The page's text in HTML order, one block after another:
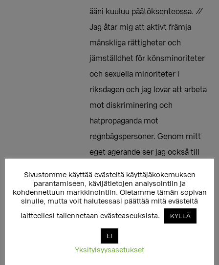
ääni kuuluu päätöksenteossa. //
Jag åtar mig att aktivt främja
mänskliga rättigheter och
jämställdhet för könsminoriteter
och sexuella minoriteter i
riksdagen och jag lovar att arbeta
mot diskriminering och
hatpropaganda mot
regnbågspersoner. Genom mitt
eget agerande ser jag också till
beslutsfattandet.
EDELLISEN LISÄKSI SITOUDUN
SEURAAVIIN SETAN
Sivustomme käyttää evästeitä käyttäjäkokemuksen
parantamiseen, kävijätietojen analysointiin ja
kohdennettuun markkinointiin. Oletamme tämän sopivan
sinulle, mutta voit halutessasi päättää mitä evästeitä
laitteellesi tallennetaan evästeaseuksista.
KYLLÄ
EI
Yksityisyysasetukset